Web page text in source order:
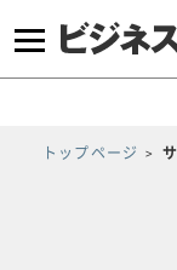
トップページ